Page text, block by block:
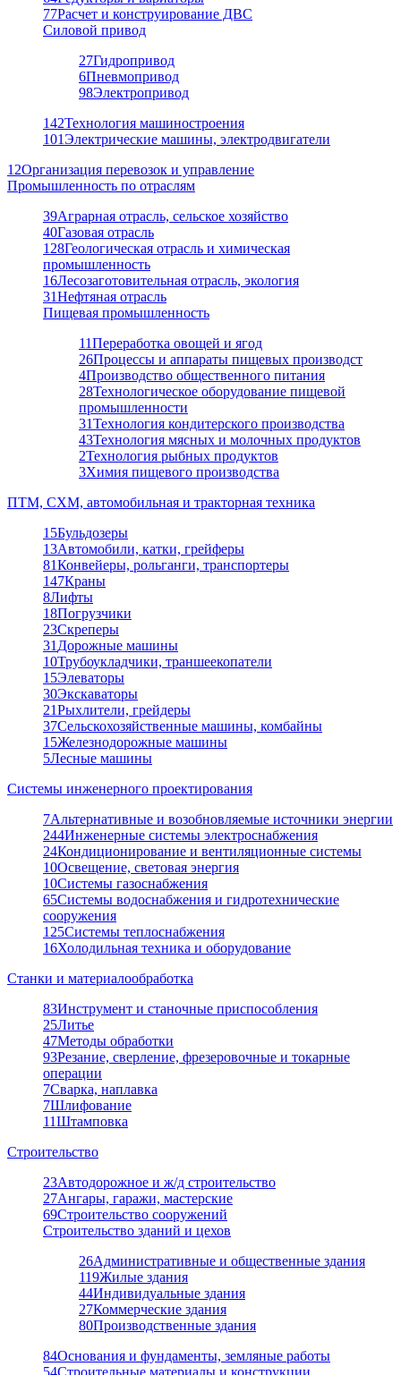
77Расчет и конструирование ДВС
Силовой привод
27Гидропривод
6Пневмопривод
98Электропривод
142Технология машиностроения
101Электрические машины, электродвигатели
12Организация перевозок и управление
Промышленность по отраслям
39Аграрная отрасль, сельское хозяйство
40Газовая отрасль
128Геологическая отрасль и химическая
промышленность
16Лесозаготовительная отрасль, экология
31Нефтяная отрасль
Пищевая промышленность
11Переработка овощей и ягод
26Процессы и аппараты пищевых производст
4Производство общественного питания
28Технологическое оборудование пищевой
промышленности
31Технология кондитерского производства
43Технология мясных и молочных продуктов
2Технология рыбных продуктов
3Химия пищевого производства
ПТМ, СХМ, автомобильная и тракторная техника
15Бульдозеры
13Автомобили, катки, грейферы
81Конвейеры, рольганги, транспортеры
147Краны
8Лифты
18Погрузчики
23Скреперы
31 Дорожные машины
10Трубоукладчики, траншеекопатели
15Элеваторы
30Экскаваторы
21Рыхлители, грейдеры
37Сельскохозяйственные машины, комбайны
15Железнодорожные машины
5Лесные машины
Системы инженерного проектирования
7Альтернативные и возобновляемые источники энергии
244Инженерные системы электроснабжения
24Кондиционирование и вентиляционные системы
10Освещение, световая энергия
10Системы газоснабжения
65Системы водоснабжения и гидротехнические
сооружения
125Системы теплоснабжения
16Холодильная техника и оборудование
Станки и материалообработка
83Инструмент и станочные приспособления
25Литье
47Методы обработки
93Резание, сверление, фрезеровочные и токарные
операции
7Сварка, наплавка
7Шлифование
11Штамповка
Строительство
23Автодорожное и ж/д строительство
27Ангары, гаражи, мастерские
69Строительство сооружений
Строительство зданий и цехов
26Административные и общественные здания
119Жилые здания
44Индивидуальные здания
27Коммерческие здания
80Производственные здания
84Основания и фундаменты, земляные работы
54Строительные материалы и конструкции